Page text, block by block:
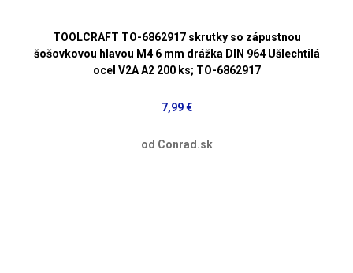
TOOLCRAFT TO-6862917 skrutky so zápustnou
šošovkovou hlavou M4 6 mm drážka DIN 964 Ušlechtilá
ocel V2A A2 200 ks; TO-6862917
7,99 €
od Conrad.sk